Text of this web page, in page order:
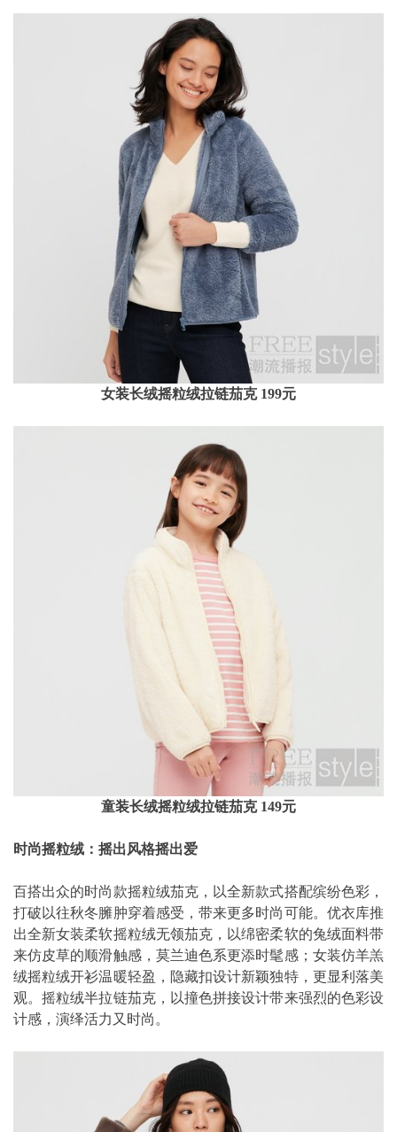
女装长绒摇粒绒拉链茄克 199元
童装长绒摇粒绒拉链茄克 149元
时尚摇粒绒：摇出风格摇出爱
百搭出众的时尚款摇粒绒茄克，以全新款式搭配缤纷色彩，
打破以往秋冬臃肿穿着感受，带来更多时尚可能。优衣库推
出全新女装柔软摇粒绒无领茄克，以绵密柔软的兔绒面料带
来仿皮草的顺滑触感，莫兰迪色系更添时髦感；女装仿羊羔
绒摇粒绒开衫温暖轻盈，隐藏扣设计新颖独特，更显利落美
观。摇粒绒半拉链茄克，以撞色拼接设计带来强烈的色彩设
计感，演绎活力又时尚。